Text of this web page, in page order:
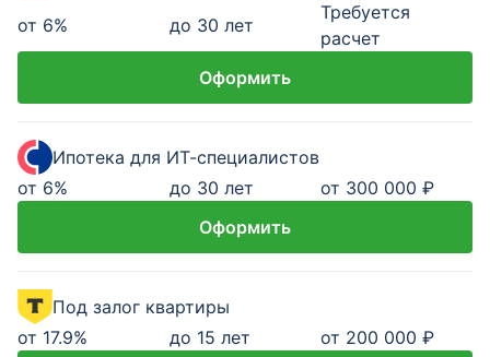
от 6% до 30 лет
Требуется
расчет
Оформить
Ипотека для ИТ-специалистов
от 6% до 30 лет
от 300 000 ₽
Оформить
Под залог квартиры
от 17.9% до 15 лет
от 200 000 ₽